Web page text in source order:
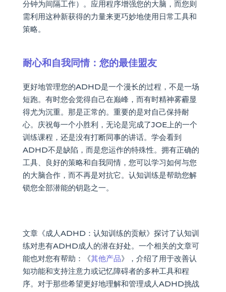
分钟为间隔工作）。应用程序增强您的大脑，而您则
需利用这种新获得的力量来更巧妙地使用日常工具和
策略。
耐心和自我同情：您的最佳盟友
更好地管理您的ADHD是一个漫长的过程，不是一场
短跑。有时您会觉得自己在巅峰，而有时精神雾霾显
得尤为沉重。那是正常的。重要的是对自己保持耐
心。庆祝每一个小胜利，无论是完成了JOE上的一个
训练课程，还是没有打断同事的讲话。学会看到
ADHD不是缺陷，而是您运作的特殊性。拥有正确的
工具、良好的策略和自我同情，您可以学习如何与您
的大脑合作，而不再是对抗它。认知训练是帮助您解
锁您全部潜能的钥匙之一。
文章《成人ADHD：认知训练的贡献》探讨了认知训
练对患有ADHD成人的潜在好处。一个相关的文章可
能也对您有帮助：《其他产品》，介绍了用于改善认
知功能和支持注意力或记忆障碍者的多种工具和程
序。对于那些希望更好地理解和管理成人ADHD挑战